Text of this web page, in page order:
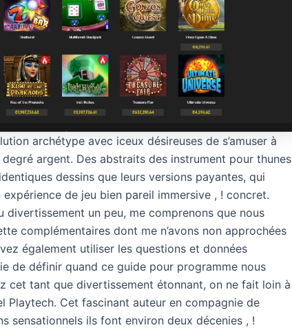
archétype avec iceux désireuses de s’amuser à
degré argent. Des abstraits des instrument pour thunes
dessins que leurs versions payantes, qui
de jeu bien pareil immersive , ! concret.
divertissement un peu, me comprenons que nous
complémentaires dont me n’avons non approchées
également utiliser les questions et données
de définir quand ce guide pour programme nous
cet tant que divertissement étonnant, on ne fait loin à
Playtech. Cet fascinant auteur en compagnie de
sensationnels ils font environ deux décenies , !